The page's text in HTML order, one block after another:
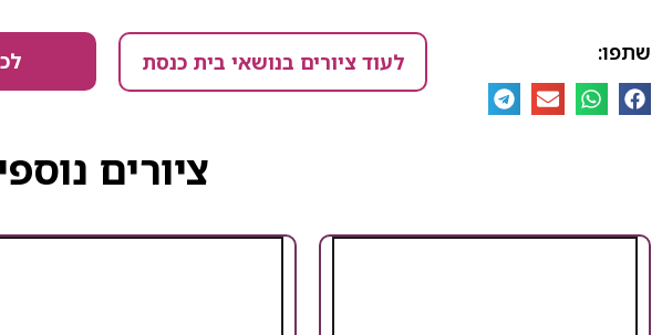
שתפו: לעוד ציורים בנושאי בית כנסת
ציורים